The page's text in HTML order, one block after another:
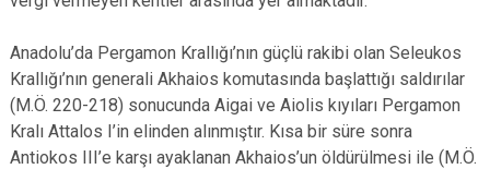
Anadolu’da Pergamon Krallığı’nın güçlü rakibi olan Seleukos
Krallığı’nın generali Akhaios komutasında başlattığı saldırılar
(M.Ö. 220-218) sonucunda Aigai ve Aiolis kıyıları Pergamon
Kralı Attalos I’in elinden alınmıştır. Kısa bir süre sonra
Antiokos III’e karşı ayaklanan Akhaios’un öldürülmesi ile (M.Ö.